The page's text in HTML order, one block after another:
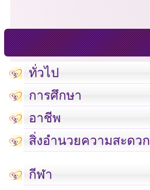
ทั่วไป
การศึกษา
อาชีพ
สิ่งอำนวยความสะดวก
กีฬา